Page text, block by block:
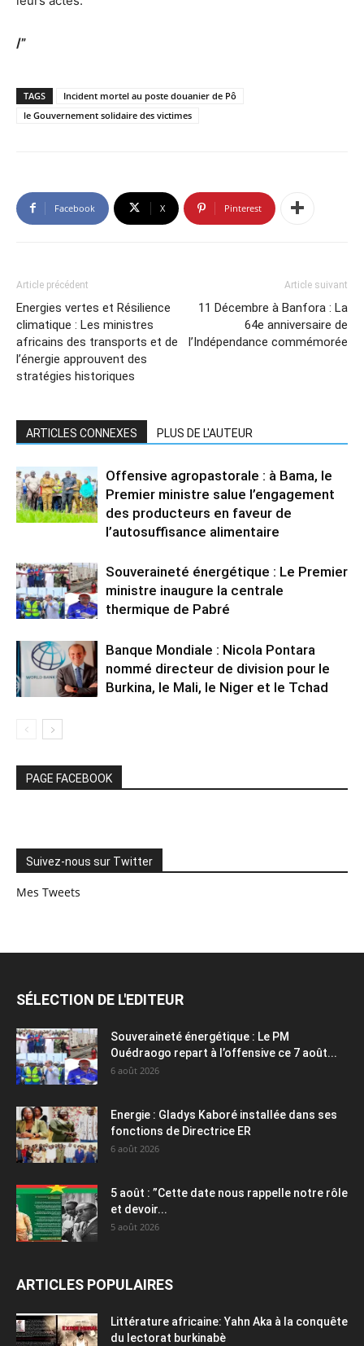
/”
TAGS
Incident mortel au poste douanier de Pô
le Gouvernement solidaire des victimes
Facebook X Pinterest
Article précédent
Energies vertes et Résilience
climatique : Les ministres
africains des transports et de
l’énergie approuvent des
stratégies historiques
Article suivant
11 Décembre à Banfora : La
64e anniversaire de
l’Indépendance commémorée
ARTICLES CONNEXES PLUS DE L'AUTEUR
Offensive agropastorale : à Bama, le
Premier ministre salue l’engagement
des producteurs en faveur de
l’autosuffisance alimentaire
Souveraineté énergétique : Le Premier
ministre inaugure la centrale
thermique de Pabré
Banque Mondiale : Nicola Pontara
nommé directeur de division pour le
Burkina, le Mali, le Niger et le Tchad
PAGE FACEBOOK
Suivez-nous sur Twitter
Mes Tweets
SÉLECTION DE L'EDITEUR
Souveraineté énergétique : Le PM
Ouédraogo repart à l’offensive ce 7 août...
6 août 2026
Energie : Gladys Kaboré installée dans ses
fonctions de Directrice ER
6 août 2026
5 août : ”Cette date nous rappelle notre rôle
et devoir...
5 août 2026
ARTICLES POPULAIRES
Littérature africaine: Yahn Aka à la conquête
du lectorat burkinabè